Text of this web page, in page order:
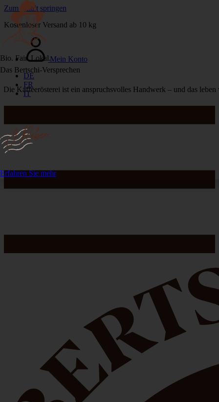
Zum Inhalt springen
Kostenloser Versand ab 10 kg
Mein Konto
DE
FR
IT
Bio. Fair. Lokal.
Das Bertschi-Ver­sprechen
Die Kaffeerösterei ist ein anspruchsvolles Handwerk – und das
Erfahren Sie mehr